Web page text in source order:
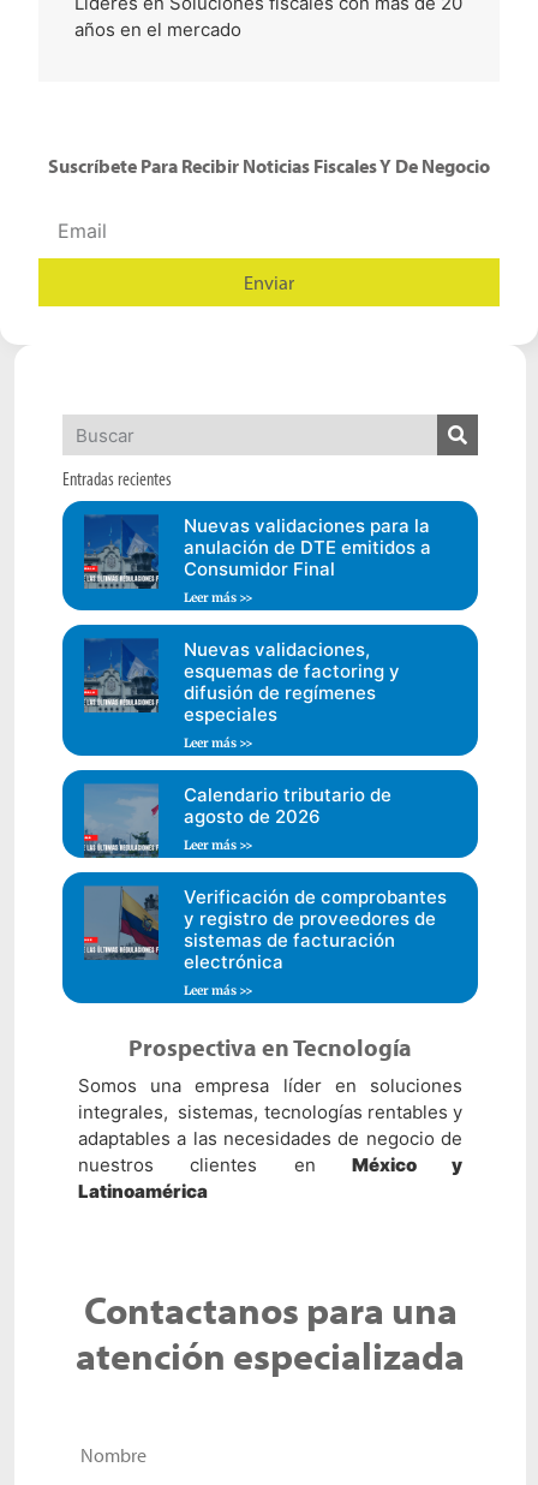
años en el mercado
Suscríbete Para Recibir Noticias Fiscales Y De Negocio
Enviar
Entradas recientes
Nuevas validaciones para la
anulación de DTE emitidos a
Consumidor Final
Leer más >>
Nuevas validaciones,
esquemas de factoring y
difusión de regímenes
especiales
Leer más >>
Calendario tributario de
agosto de 2026
Leer más >>
Verificación de comprobantes
y registro de proveedores de
sistemas de facturación
electrónica
Leer más >>
Prospectiva en Tecnología
Somos una empresa líder en soluciones
integrales, sistemas, tecnologías rentables y
adaptables a las necesidades de negocio de
nuestros clientes en México y
Latinoamérica
Contactanos para una
atención especializada
Nombre